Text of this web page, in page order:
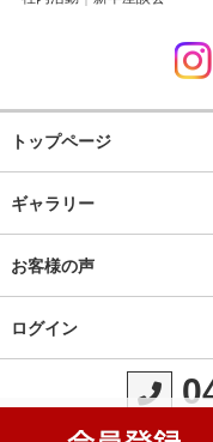
トップページ
ギャラリー
お客様の声
ログイン